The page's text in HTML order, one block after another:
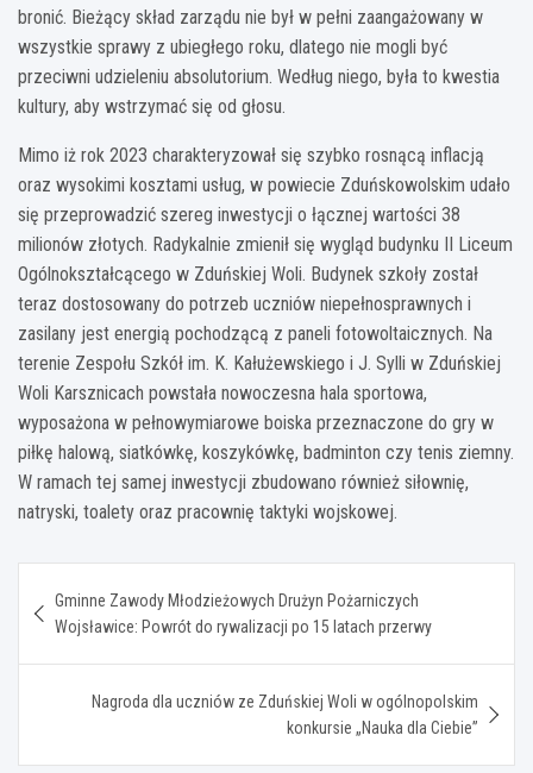
bronić. Bieżący skład zarządu nie był w pełni zaangażowany w
wszystkie sprawy z ubiegłego roku, dlatego nie mogli być
przeciwni udzieleniu absolutorium. Według niego, była to kwestia
kultury, aby wstrzymać się od głosu.
Mimo iż rok 2023 charakteryzował się szybko rosnącą inflacją
oraz wysokimi kosztami usług, w powiecie Zduńskowolskim udało
się przeprowadzić szereg inwestycji o łącznej wartości 38
milionów złotych. Radykalnie zmienił się wygląd budynku II Liceum
Ogólnokształcącego w Zduńskiej Woli. Budynek szkoły został
teraz dostosowany do potrzeb uczniów niepełnosprawnych i
zasilany jest energią pochodzącą z paneli fotowoltaicznych. Na
terenie Zespołu Szkół im. K. Kałużewskiego i J. Sylli w Zduńskiej
Woli Karsznicach powstała nowoczesna hala sportowa,
wyposażona w pełnowymiarowe boiska przeznaczone do gry w
piłkę halową, siatkówkę, koszykówkę, badminton czy tenis ziemny.
W ramach tej samej inwestycji zbudowano również siłownię,
natryski, toalety oraz pracownię taktyki wojskowej.
wpisu
Gminne Zawody Młodzieżowych Drużyn Pożarniczych
Wojsławice: Powrót do rywalizacji po 15 latach przerwy
Nagroda dla uczniów ze Zduńskiej Woli w ogólnopolskim
konkursie „Nauka dla Ciebie”